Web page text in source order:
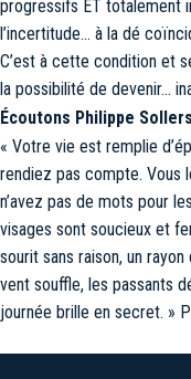
progressifs ET totalement
l’incertitude… à la dé
C’est à cette condition et
la possibilité de devenir…
Écoutons Philippe
« Votre vie est remplie
rendiez pas compte. Vous
n’avez pas de mots pour
visages sont soucieux et
sourit sans raison, un
vent souffle, les passants
journée brille en secret. »